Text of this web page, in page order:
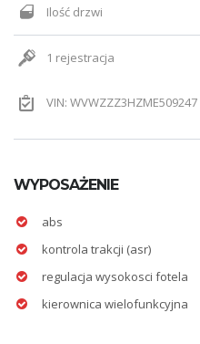
Ilość drzwi
1 rejestracja
VIN: WVWZZZ3HZME509247
WYPOSAŻENIE
abs
kontrola trakcji (asr)
regulacja wysokosci fotela
kierownica wielofunkcyjna